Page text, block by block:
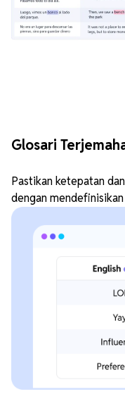
Glosari
Pastikan ketepatan
dengan